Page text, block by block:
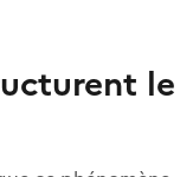
le